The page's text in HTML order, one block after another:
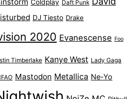
Coldplay Daft Punk
DJ Tiesto Drake
2020 Evanescense Foo
Timberlake Kanye West Lady Gaga
Mastodon Metallica Ne-Yo